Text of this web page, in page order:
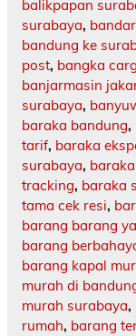
balikpapan
surabaya,
bandung ke
post, bangka
banjarmasin
surabaya,
baraka bandung,
tarif, baraka
surabaya,
tracking, baraka
tama cek resi,
barang barang
barang
barang kapal
murah di
murah surabaya,
rumah, barang